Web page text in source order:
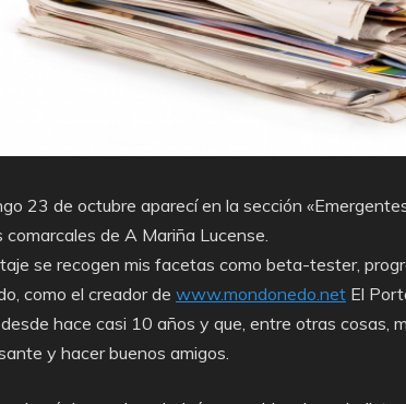
23 de octubre aparecí en la sección
comarcales de A Mariña Lucense.
se recogen mis facetas como beta-tester,
como el creador de www.mondonedo.net El
hace casi 10 años y que, entre otras cosas,
y hacer buenos amigos.